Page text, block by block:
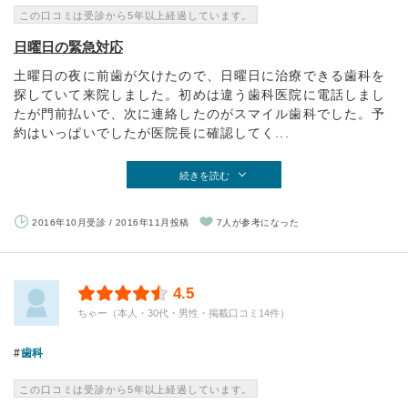
この口コミは受診から5年以上経過しています。
日曜日の緊急対応
土曜日の夜に前歯が欠けたので、日曜日に治療できる歯科を
探していて来院しました。初めは違う歯科医院に電話しまし
たが門前払いで、次に連絡したのがスマイル歯科でした。予
約はいっぱいでしたが医院長に確認してく...
続きを読む
2016年10月受診 / 2016年11月投稿 7人が参考になった
4.5
ちゃー（本人・30代・男性・掲載口コミ14件）
歯科
この口コミは受診から5年以上経過しています。